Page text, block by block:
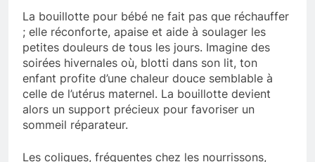
La bouillotte pour bébé ne fait pas que réchauffer
; elle réconforte, apaise et aide à soulager les
petites douleurs de tous les jours. Imagine des
soirées hivernales où, blotti dans son lit, ton
enfant profite d’une chaleur douce semblable à
celle de l’utérus maternel. La bouillotte devient
alors un support précieux pour favoriser un
sommeil réparateur.
Les coliques, fréquentes chez les nourrissons,